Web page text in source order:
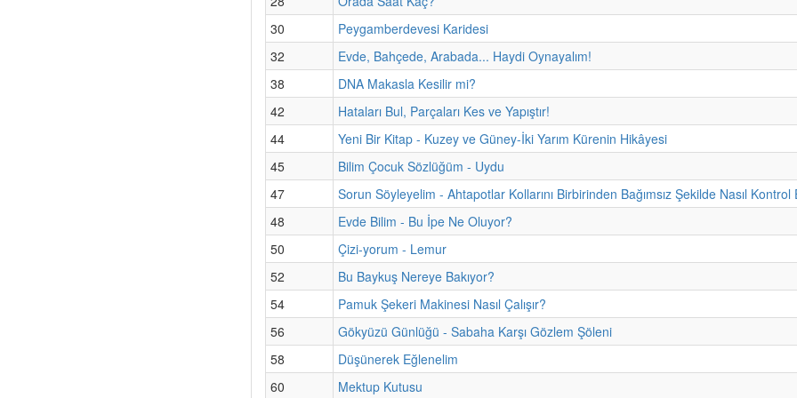
30
Peygamberdevesi Karidesi
32
Evde, Bahçede, Arabada... Haydi Oynayalım!
38
DNA Makasla Kesilir mi?
42
Hataları Bul, Parçaları Kes ve Yapıştır!
44
Yeni Bir Kitap - Kuzey ve Güney-İki Yarım Kürenin Hikâyesi
45
Bilim Çocuk Sözlüğüm - Uydu
47
Sorun Söyleyelim - Ahtapotlar Kollarını Birbirinden Bağımsız Şekilde Nasıl Kontrol
48
Evde Bilim - Bu İpe Ne Oluyor?
50
Çizi-yorum - Lemur
52
Bu Baykuş Nereye Bakıyor?
54
Pamuk Şekeri Makinesi Nasıl Çalışır?
56
Gökyüzü Günlüğü - Sabaha Karşı Gözlem Şöleni
58
Düşünerek Eğlenelim
60
Mektup Kutusu